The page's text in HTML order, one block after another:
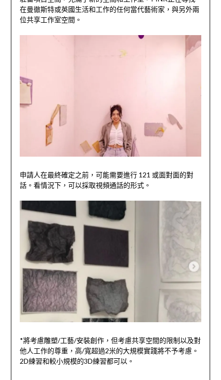
在曼徹斯特或英國生活和工作的任何當代藝術家，與另外兩
位共享工作室空間。
申請人在最終確定之前，可能需要進行 121 或面對面的對
話。看情況下，可以採取視頻通話的形式。
*將考慮雕塑/工藝/安裝創作，但考慮共享空間的限制以及對
他人工作的尊重，高/寬超過2米的大規模實踐將不予考慮。
2D練習和較小規模的3D練習都可以。